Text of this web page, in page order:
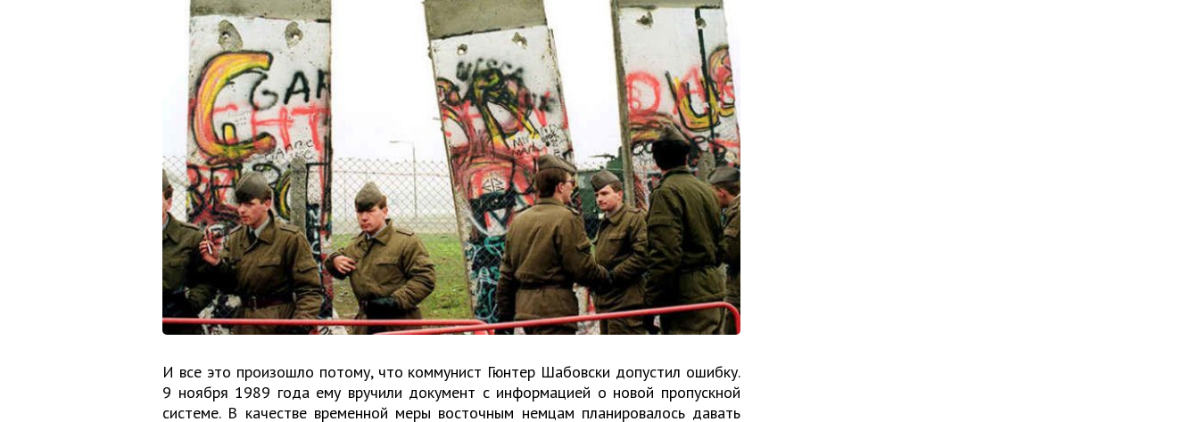
И все это произошло потому, что коммунист Гюнтер Шабовски допустил ошибку.
9 ноября 1989 года ему вручили документ с информацией о новой пропускной
системе. В качестве временной меры восточным немцам планировалось давать